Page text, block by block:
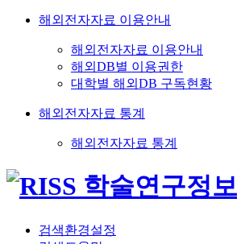
해외전자자료 이용안내
해외전자자료 이용안내
해외DB별 이용권한
대학별 해외DB 구독현황
해외전자자료 통계
해외전자자료 통계
검색환경설정